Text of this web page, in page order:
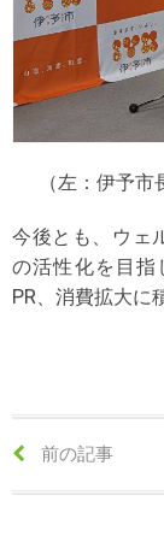
（左：伊予
今後とも、ウェ
の活性化を目指
PR、消費拡大に
前の記事